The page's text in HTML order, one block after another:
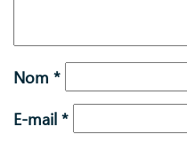
Nom *
E-mail *